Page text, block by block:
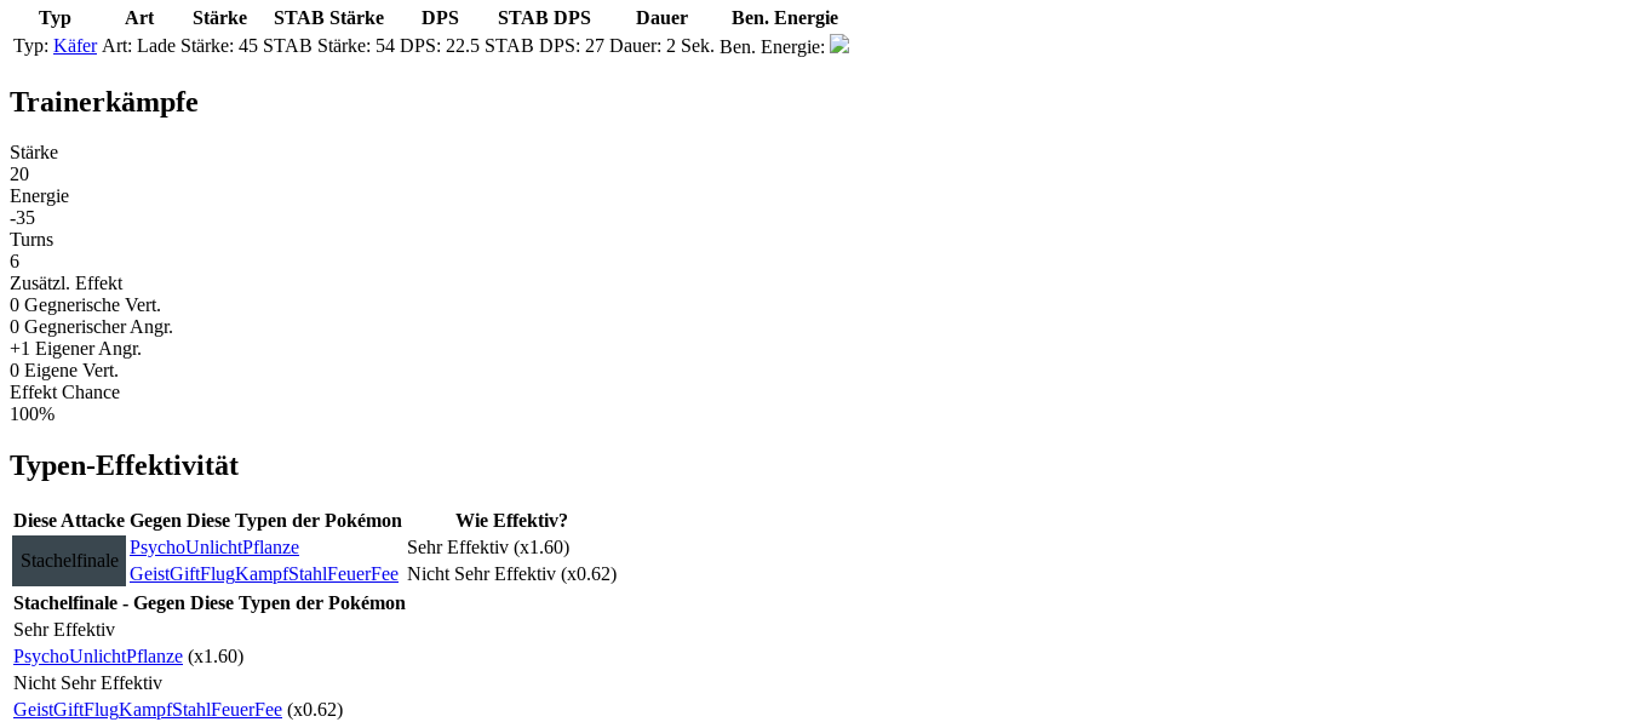
Typ Art Stärke STAB Stärke DPS STAB DPS Dauer
Ben. Energie
Käfer
Lade 45 54 22.5 27 2 Sek.
Trainerkämpfe
Stärke
20
Energie
-35
Turns
6
Zusätzl. Effekt
0 Gegnerische Vert.
0 Gegnerischer Angr.
+1 Eigener Angr.
0 Eigene Vert.
Effekt Chance
100%
Typen-Effektivität
Diese Attacke Gegen Diese Typen der Pokémon
Wie Effektiv?
Stachelfinale
PsychoUnlichtPflanze
Sehr Effektiv (x1.60)
GeistGiftFlugKampfStahlFeuerFee Nicht Sehr Effektiv (x0.62)
Stachelfinale - Gegen Diese Typen der Pokémon
Sehr Effektiv
PsychoUnlichtPflanze (x1.60)
Nicht Sehr Effektiv
GeistGiftFlugKampfStahlFeuerFee (x0.62)